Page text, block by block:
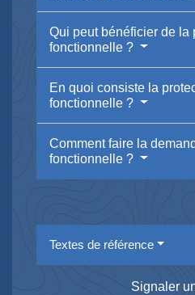
Qui peut bénéficier de la
fonctionnelle ?
En quoi consiste la
fonctionnelle ?
Comment faire la
fonctionnelle ?
Textes de référence
Signaler